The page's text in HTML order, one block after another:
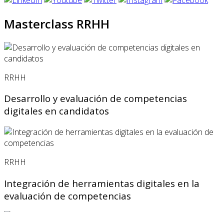
Masterclass RRHH
RRHH
Desarrollo y evaluación de competencias
digitales en candidatos
RRHH
Integración de herramientas digitales en la
evaluación de competencias